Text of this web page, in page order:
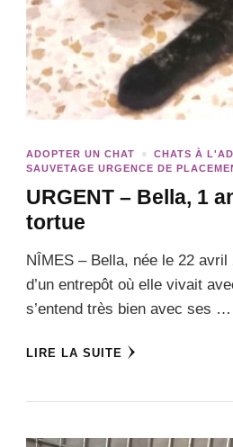
ADOPTER UN CHAT
CHATS À
SAUVETAGE URGENCE DE
URGENT – Bella, 1
tortue
NÎMES – Bella, née le 22
d’un entrepôt où elle vivait
s’entend très bien avec ses …
LIRE LA SUITE